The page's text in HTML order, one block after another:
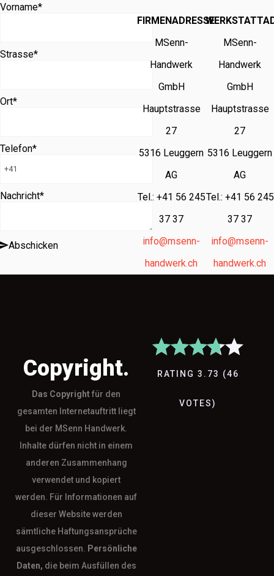
Vorname*
Strasse*
Ort*
Telefon*
Nachricht*
Abschicken
FIRMENADRESSE
MSenn-
Handwerk
GmbH
Hauptstrasse
27
5316 Leuggern
AG
Tel.: +41 56 245
37 37
info@msenn-
handwerk.ch
MSenn-
Handwerk
GmbH
Hauptstrasse
27
5316 Leuggern
AG
Tel.: +41 56 245
37 37
info@msenn-
handwerk.ch
Copyright.
Das Copyrightfür den
gesamten Internetauftritt liegt
bei der MSenn Handwerk.
Inhalte dürfen nicht in einem
anderen Zusammenhang
verwendet und kopiert
werden. Für Informationen auf
dieser Website werden
sämtliche Haftungsansprüche
ausgeschlossen. Persönliche
Daten, die beim Ausfüllen des
RATING 3.73 (46
VOTES)